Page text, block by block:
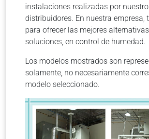
instalaciones realizadas por
distribuidores. En nuestra empresa,
para ofrecer las mejores
soluciones, en control de humedad.
Los modelos mostrados son
solamente, no necesariamente
modelo seleccionado.